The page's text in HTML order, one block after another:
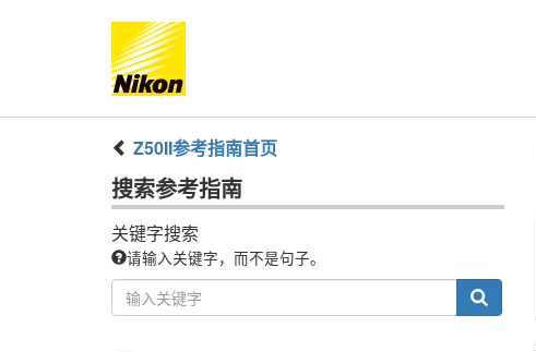
Z50II参考指南首页
搜索参考指南
关键字搜索
请输入关键字，而不是句子。